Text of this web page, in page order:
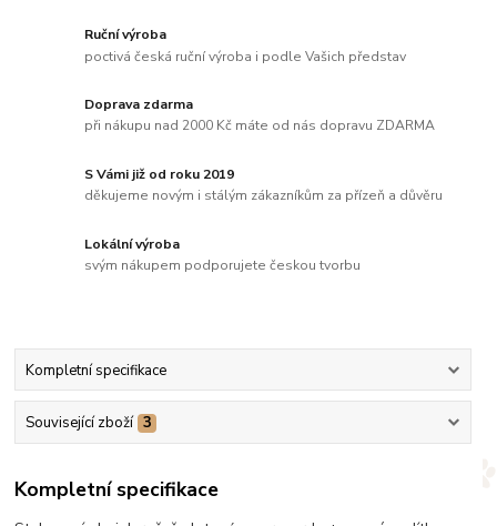
Ruční výroba
poctivá česká ruční výroba i podle Vašich představ
Doprava zdarma
při nákupu nad 2000 Kč máte od nás dopravu ZDARMA
S Vámi již od roku 2019
děkujeme novým i stálým zákazníkům za přízeň a důvěru
Lokální výroba
svým nákupem podporujete českou tvorbu
Kompletní specifikace
Související zboží 3
Kompletní specifikace